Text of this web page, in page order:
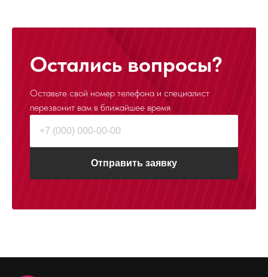
Остались вопросы?
Оставьте свой номер телефона и специалист
перезвонит вам в ближайшее время
Отправить заявку